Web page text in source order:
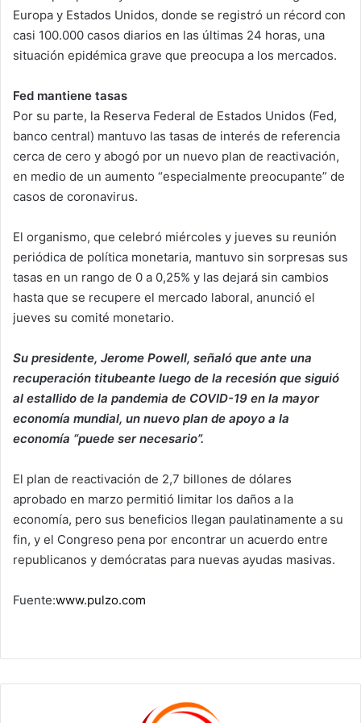
Europa y Estados Unidos, donde se registró un récord con
casi 100.000 casos diarios en las últimas 24 horas, una
situación epidémica grave que preocupa a los mercados.
Fed mantiene tasas
Por su parte, la Reserva Federal de Estados Unidos (Fed,
banco central) mantuvo las tasas de interés de referencia
cerca de cero y abogó por un nuevo plan de reactivación,
en medio de un aumento “especialmente preocupante” de
casos de coronavirus.
El organismo, que celebró miércoles y jueves su reunión
periódica de política monetaria, mantuvo sin sorpresas sus
tasas en un rango de 0 a 0,25% y las dejará sin cambios
hasta que se recupere el mercado laboral, anunció el
jueves su comité monetario.
Su presidente, Jerome Powell, señaló que ante una
recuperación titubeante luego de la recesión que siguió
al estallido de la pandemia de COVID-19 en la mayor
economía mundial, un nuevo plan de apoyo a la
economía “puede ser necesario”.
El plan de reactivación de 2,7 billones de dólares
aprobado en marzo permitió limitar los daños a la
economía, pero sus beneficios llegan paulatinamente a su
fin, y el Congreso pena por encontrar un acuerdo entre
republicanos y demócratas para nuevas ayudas masivas.
Fuente:www.pulzo.com